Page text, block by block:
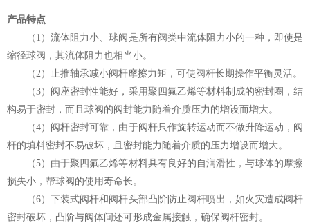
产品特点
（1）流体阻力小、球阀是所有阀类中流体阻力小的一种，即使是
缩径球阀，其流体阻力也相当小。
（2）止推轴承减小阀杆摩擦力矩，可使阀杆长期操作平衡灵活。
（3）阀座密封性能好，采用聚四氟乙烯等材料制成的密封圈，结
构易于密封，而且球阀的阀封能力随着介质压力的增设而增大。
（4）阀杆密封可靠，由于阀杆只作旋转运动而不做升降运动，阀
杆的填料密封不易破坏，且密封能力随着介质的压力增设而增大。
（5）由于聚四氟乙烯等材料具有良好的自润滑性，与球体的摩擦
损失小，帮球阀的使用寿命长。
（6）下装式阀杆和阀杆头部凸阶防止阀杆喷出，如火灾造成阀杆
密封破坏，凸阶与阀体间还可形成金属接触，确保阀杆密封。